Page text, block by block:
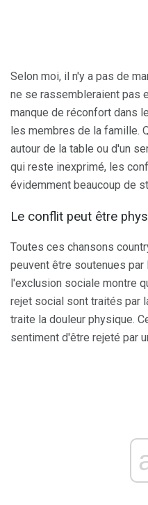
Selon moi, il n'y a pas de
ne se rassembleraient pas
manque de réconfort dans
les membres de la famille.
autour de la table ou d'un
qui reste inexprimé, les
évidemment beaucoup de
Le conflit peut être
Toutes ces chansons
peuvent être soutenues par
l'exclusion sociale montre
rejet social sont traités par
traite la douleur physique.
sentiment d'être rejeté par